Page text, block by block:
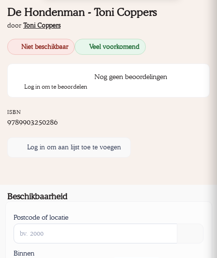
De Hondenman - Toni Coppers
door Toni Coppers
Niet beschikbaar Veel voorkomend
Nog geen beoordelingen
Log in om te beoordelen
ISBN
9789903250286
Log in om aan lijst toe te voegen
Beschikbaarheid
Postcode of locatie
Binnen